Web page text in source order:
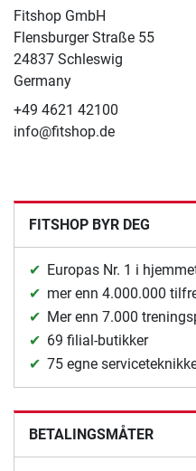
Fitshop GmbH
Flensburger Straße 55
24837 Schleswig
Germany
+49 4621 42100
info@fitshop.de
FITSHOP BYR DEG
Europas Nr. 1 i
mer enn 4.000.000
Mer enn 7.000
69 filial-butikker
75 egne
BETALINGSMÅTER